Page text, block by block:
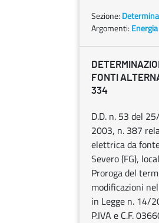
Sezione:
Argomenti:
FONTI
334
D.D. n. 53 del
2003, n. 387
elettrica da
Severo (FG),
Proroga del
modificazioni
in Legge n. 14/
P.IVA e C.F.